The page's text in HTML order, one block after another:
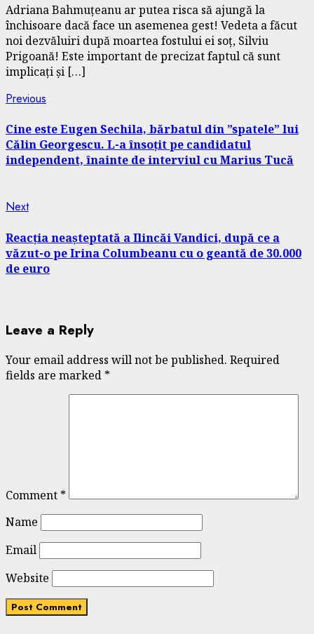
Adriana Bahmuțeanu ar putea risca să ajungă la
închisoare dacă face un asemenea gest! Vedeta a făcut
noi dezvăluiri după moartea fostului ei soț, Silviu
Prigoană! Este important de precizat faptul că sunt
implicați și […]
Continue
Reading
Previous
Cine este Eugen Sechila, bărbatul din ”spatele” lui
Călin Georgescu. L-a însoțit pe candidatul
independent, înainte de interviul cu Marius Tucă
NextNext
Reacția neașteptată a Ilincăi Vandici, după ce a
văzut-o pe Irina Columbeanu cu o geantă de 30.000
de euro
Leave a Reply
Your email address will not be published. Required
fields are marked *
Comment *
Name
Email
Website